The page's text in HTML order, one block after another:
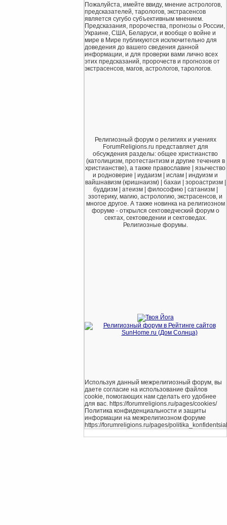
Пожалуйста, имейте ввиду, мнение астрологов,
предсказателей, тарологов, экстрасенсов
является сугубо субъективным мнением.
Предсказания, пророчества, прогнозы о России,
Украине, США, Беларуси, и вообще о войне и
мире в Мире публикуются исключительно для
доведения до вашего сведения данной
информации, и для проверки вами лично всех
этих предсказаний, пророчеств и прогнозов от
экстрасенсов, магов, астрологов, тарологов.
Религиозный форум о религиях и учениях
ForumReligions.ru представляет для
обсуждения разделы: общее христианство
(католицизм, протестантизм и другие течения в
христианстве), а также православие | язычество
и родноверие | иудаизм | ислам | индуизм и
вайшнавизм (кришнаизм) | бахаи | зороастризм |
буддизм | атеизм | философию | сатанизм |
эзотерику, магию, астрологию, экстрасенсов, и
многое другое. А также новинка на религиозном
форуме - открылся сектоведческий форум о
сектах, сектоведении и сектоведах.
Религиозные форумы.
Используя данный межрелигиозный форум, вы
даете согласие на использование файлов
cookie, помогающих нам сделать его удобнее
для вас. https://forumreligions.ru/pages/cookies/
Политика конфиденциальности и защиты
информации на межрелигиозном форуме
https://forumreligions.ru/pages/